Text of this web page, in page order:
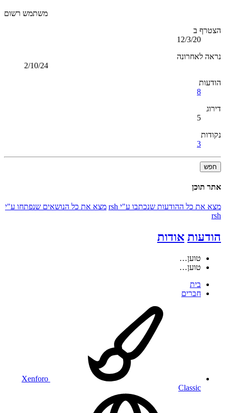
משתמש רשום
הצטרף ב
12/3/20
נראה לאחרונה
2/10/24
הודעות
8
דירוג
5
נקודות
3
חפש
אתר תוכן
מצא את כל ההודעות שנכתבו ע"י rsh
מצא את כל הנושאים שנפתחו ע"י
rsh
הודעות אודות
טוען…
טוען…
בית
חברים
Xenforo
Classic